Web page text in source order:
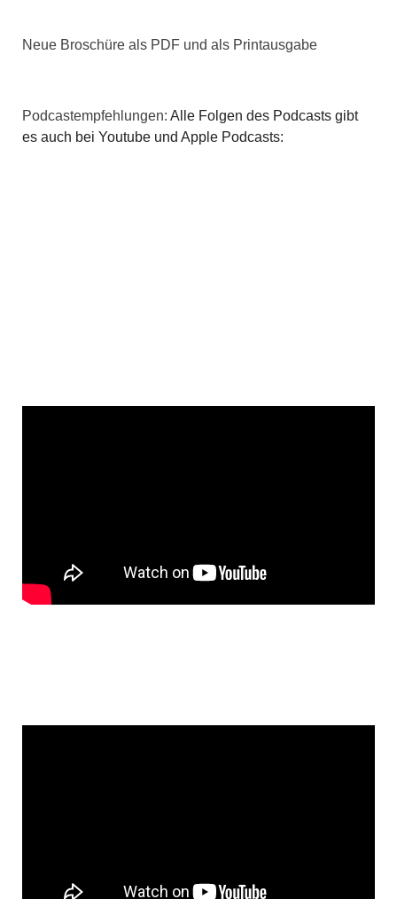
i
a
Neue Broschüre als PDF und als Printausgabe
Podcastempfehlungen: Alle Folgen des Podcasts gibt
es auch bei Youtube und Apple Podcasts: